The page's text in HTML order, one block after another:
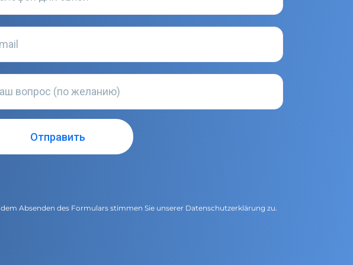
Absenden des Formulars stimmen Sie unserer Datenschutzerklärung zu.